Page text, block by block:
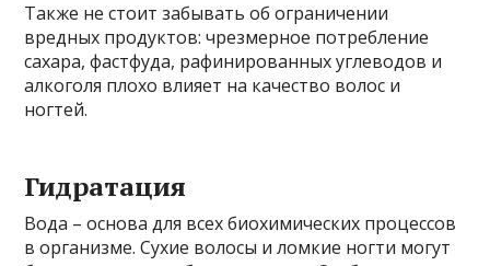
Также не стоит забывать об ограничении
вредных продуктов: чрезмерное потребление
сахара, фастфуда, рафинированных углеводов и
алкоголя плохо влияет на качество волос и
ногтей.
Гидратация
Вода – основа для всех биохимических процессов
в организме. Сухие волосы и ломкие ногти могут